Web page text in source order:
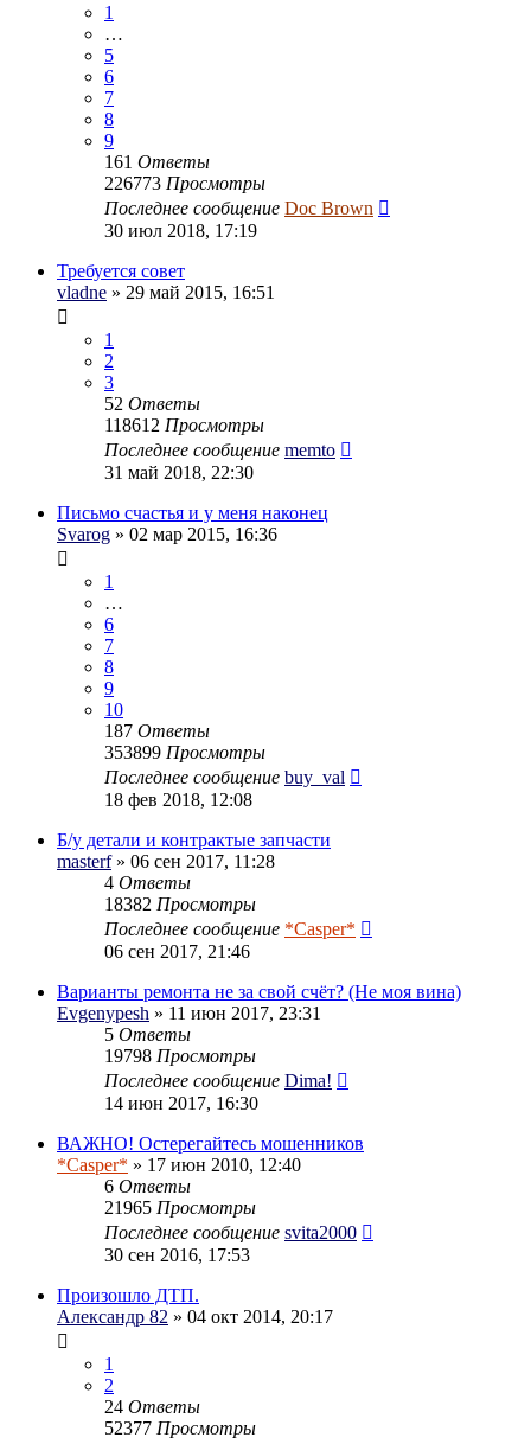
1
…
5
6
7
8
9
161 Ответы
226773 Просмотры
Последнее сообщение Doc Brown
30 июл 2018, 17:19
Требуется совет
vladne » 29 май 2015, 16:51
1
2
3
52 Ответы
118612 Просмотры
Последнее сообщение memto
31 май 2018, 22:30
Письмо счастья и у меня наконец
Svarog » 02 мар 2015, 16:36
1
…
6
7
8
9
10
187 Ответы
353899 Просмотры
Последнее сообщение buy_val
18 фев 2018, 12:08
Б/у детали и контрактые запчасти
masterf» 06 сен 2017, 11:28
4 Ответы
18382 Просмотры
Последнее сообщение *Casper*
06 сен 2017, 21:46
Варианты ремонта не за свой счёт? (Не моя вина)
Evgenypesh » 11 июн 2017, 23:31
5 Ответы
19798 Просмотры
Последнее сообщение Dima!
14 июн 2017, 16:30
ВАЖНО! Остерегайтесь мошенников
*Casper* » 17 июн 2010, 12:40
6 Ответы
21965 Просмотры
Последнее сообщение svita2000
30 сен 2016, 17:53
Произошло ДТП.
Александр 82 » 04 окт 2014, 20:17
1
2
24 Ответы
52377 Просмотры